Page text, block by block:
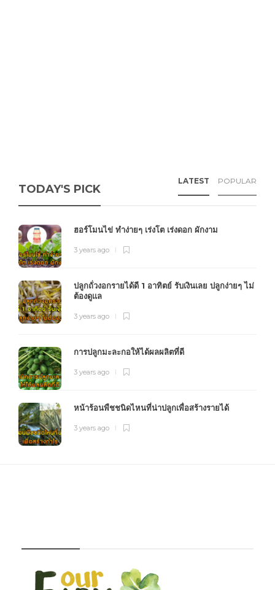
TODAY'S PICK
LATEST POPULAR
ฮอร์โมนไข่ ทำง่ายๆ เร่งโต เร่งดอก ผักงาม
3 years ago
ปลูกถั่วงอกรายได้ดี 1 อาทิตย์ รับเงินเลย ปลูกง่ายๆ ไม่
ต้องดูแล
3 years ago
การปลูกมะละกอให้ได้ผลผลิตที่ดี
3 years ago
หน้าร้อนพืชชนิดไหนที่น่าปลูกเพื่อสร้างรายได้
3 years ago